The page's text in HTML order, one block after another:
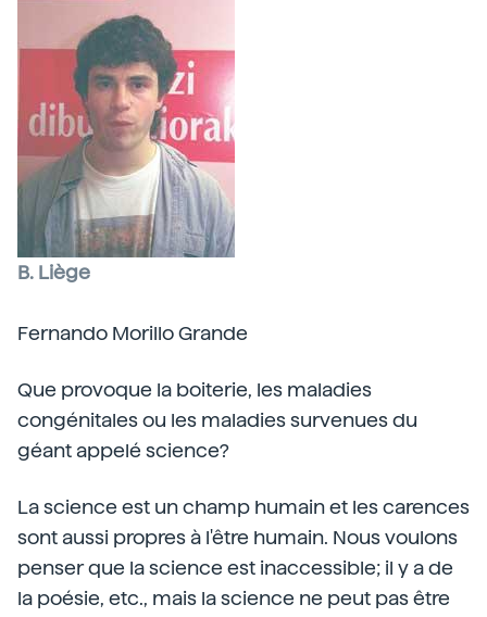
B. Liège
Fernando Morillo Grande
Que provoque la boiterie, les maladies
congénitales ou les maladies survenues du
géant appelé science?
La science est un champ humain et les carences
sont aussi propres à l'être humain. Nous voulons
penser que la science est inaccessible; il y a de
la poésie, etc., mais la science ne peut pas être